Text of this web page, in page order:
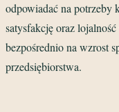
odpowiadać na potrzeby
satysfakcję oraz
bezpośrednio na wzrost
przedsiębiorstwa.